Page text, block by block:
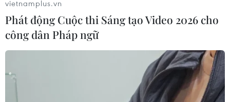
vietnamplus.vn
Phát động Cuộc thi Sáng tạo Video 2026 cho
công dân Pháp ngữ